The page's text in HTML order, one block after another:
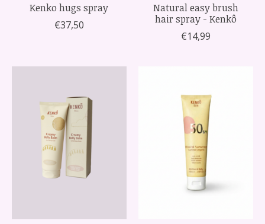
Kenko hugs spray
€37,50
Natural easy brush
hair spray - Kenkô
€14,99